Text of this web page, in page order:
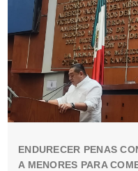
ENDURECER PENAS
A MENORES PARA